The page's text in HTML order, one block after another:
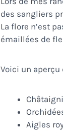
des sangliers
La flore n’est
émaillées de
Voici un
Aigles